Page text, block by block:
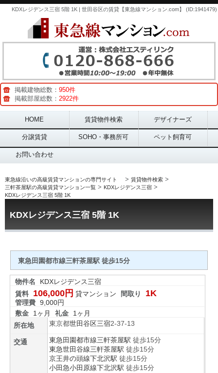
KDXレジデンス三宿 5階 1K | 世田谷区の賃貸【東急線マンション.com】 (ID:1941479)
掲載建物総数： 950件
掲載部屋総数： 2922件
Main menu
HOME 賃貸物件検索 デザイナーズ
分譲賃貸 SOHO・事務所可 ペット飼育可
お問い合わせ
東急線沿いの高級賃貸マンションの専門サイト > 賃貸物件検索 >
三軒茶屋駅の高級賃貸マンション一覧 > KDXレジデンス三宿 >
KDXレジデンス三宿 5階 1K
KDXレジデンス三宿 5階 1K
東急田園都市線三軒茶屋駅 徒歩15分
物件名
KDXレジデンス三宿
賃料
106,000円 貸マンション 間取り 1K
管理費 9,000円
敷金
1ヶ月 礼金
1ヶ月
所在地
東京都世田谷区三宿2-37-13
交通 東急田園都市線三軒茶屋駅 徒歩15分
東急世田谷線三軒茶屋駅 徒歩15分
京王井の頭線下北沢駅 徒歩15分
小田急小田原線下北沢駅 徒歩15分